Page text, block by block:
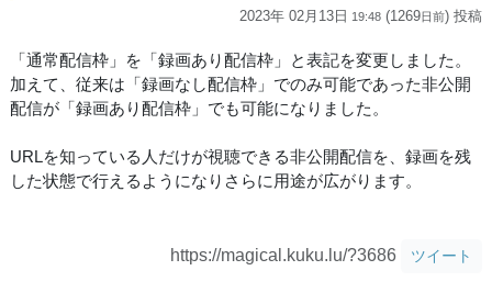
2023年 02月13日 19:48 (1269日前) 投稿
「通常配信枠」を「録画あり配信枠」と表記を変更しました。
加えて、従来は「録画なし配信枠」でのみ可能であった非公開
配信が「録画あり配信枠」でも可能になりました。
URLを知っている人だけが視聴できる非公開配信を、録画を残
した状態で行えるようになりさらに用途が広がります。
https://magical.kuku.lu/?3686 ツイート